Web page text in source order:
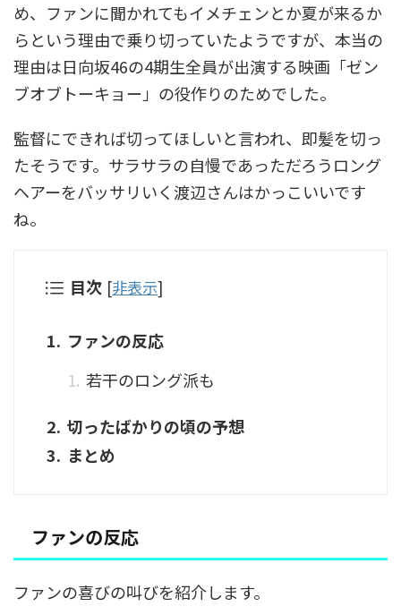
め、ファンに聞かれてもイメチェンとか夏が来るか
らという理由で乗り切っていたようですが、本当の
理由は日向坂46の4期生全員が出演する映画「ゼン
ブオブトーキョー」の役作りのためでした。
監督にできれば切ってほしいと言われ、即髪を切っ
たそうです。サラサラの自慢であっただろうロング
ヘアーをバッサリいく渡辺さんはかっこいいです
ね。
目次 [非表示]
ファンの反応
若干のロング派も
切ったばかりの頃の予想
まとめ
ファンの反応
ファンの喜びの叫びを紹介します。